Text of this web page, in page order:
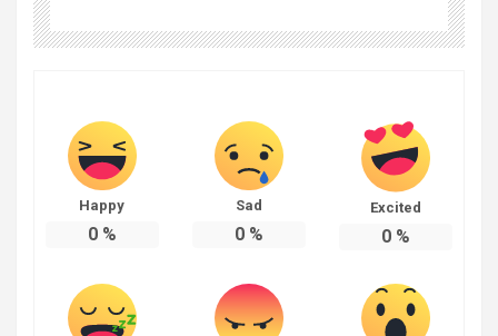
Happy
0%
Sad
0%
Excited
0%